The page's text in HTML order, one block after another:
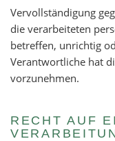
Vervollständigung
die verarbeiteten
betreffen, unrichtig
Verantwortliche hat
vorzunehmen.
RECHT AUF